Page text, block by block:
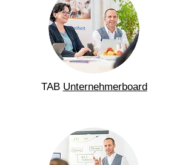
TAB Unternehmerboard